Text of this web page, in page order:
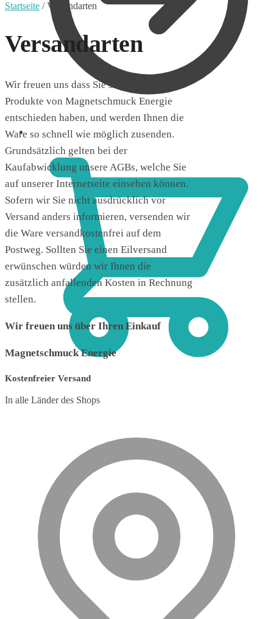
0,00€
0
Startseite /Versandarten
Versandarten
Wir freuen uns dass Sie sich für die
Produkte von Magnetschmuck Energie
entschieden haben, und werden Ihnen die
Ware so schnell wie möglich zusenden.
Grundsätzlich gelten bei der
Kaufabwicklung unsere AGBs, welche Sie
auf unserer Internetseite einsehen können.
Sofern wir Sie nicht ausdrücklich vor
Versand anders informieren, versenden wir
die Ware versandkostenfrei auf dem
Postweg. Sollten Sie einen Eilversand
erwünschen würden wir Ihnen die
zusätzlich anfallenden Kosten in Rechnung
stellen.
Wir freuen uns über Ihren Einkauf
MagnetschmuckEnergie
Kostenfreier Versand
In alle Länder des Shops